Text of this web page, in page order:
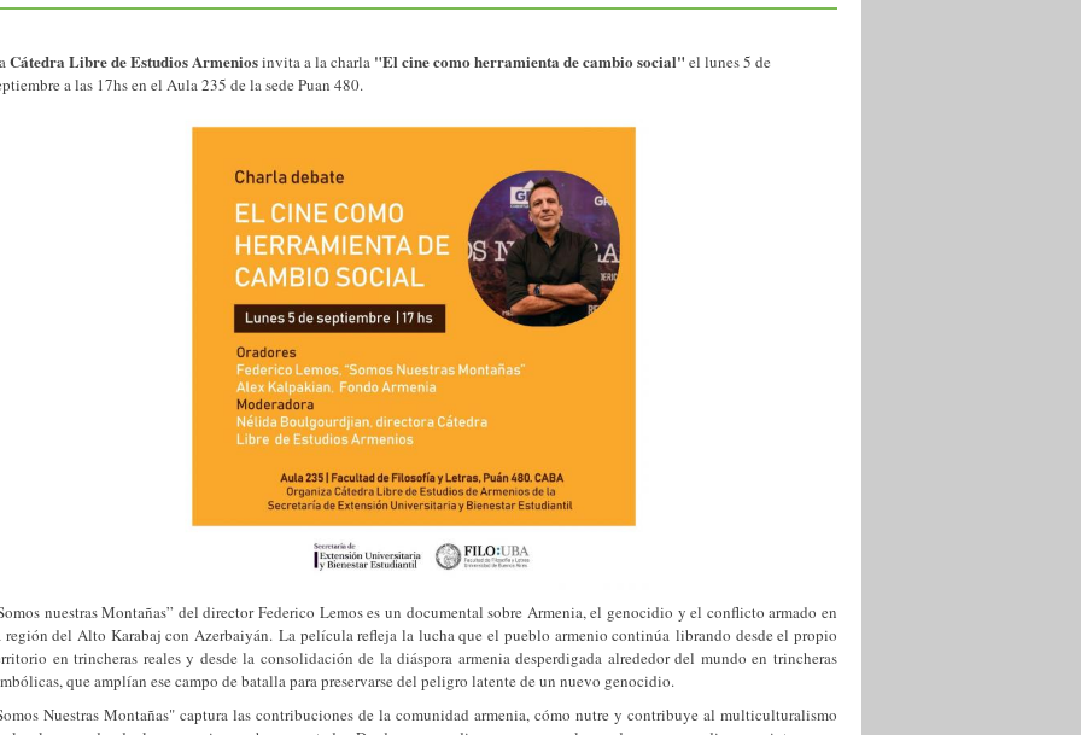
Cátedra Libre de Estudios Armeniosinvita a la charla "El cine como herramienta de cambio social" el lunes 5 de
a las 17hs en el Aula 235 de la sede Puan 480.
nuestras Montañas” del director Federico Lemos es un documental sobre Armenia, el genocidio y el conflicto armado en
región del Alto Karabaj con Azerbaiyán. La película refleja la lucha que el pueblo armenio continúa librando desde el propio
en trincheras reales y desde la consolidación de la diáspora armenia desperdigada alrededor del mundo en trincheras
que amplían ese campo de batalla para preservarse del peligro latente de un nuevo genocidio.
Nuestras Montañas" captura las contribuciones de la comunidad armenia, cómo nutre y contribuye al multiculturalismo